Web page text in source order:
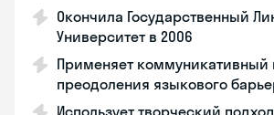
Окончила Государственный
Университет в 2006
Применяет коммуникативный
преодоления языкового
Использует творческий